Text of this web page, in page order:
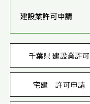
建設業許可申請
千葉県 建設業許可
宅建 許可申請